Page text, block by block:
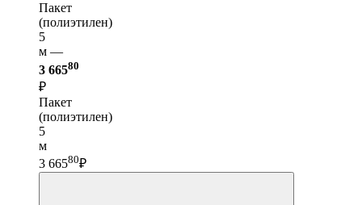
Пакет
(полиэтилен)
5
м —
3 66580
₽
Пакет
(полиэтилен)
5
м
3 66580₽